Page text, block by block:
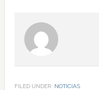
FILED UNDER: NOTICIAS